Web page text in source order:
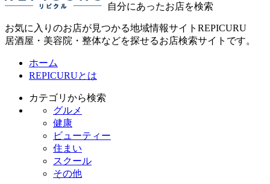
自分にあったお店を検索
お気に入りのお店が見つかる地域情報サイトREPICURU
居酒屋・美容院・整体などを探せるお店検索サイトです。
ホーム
REPICURUとは
カテゴリから検索
グルメ
健康
ビューティー
住まい
スクール
その他